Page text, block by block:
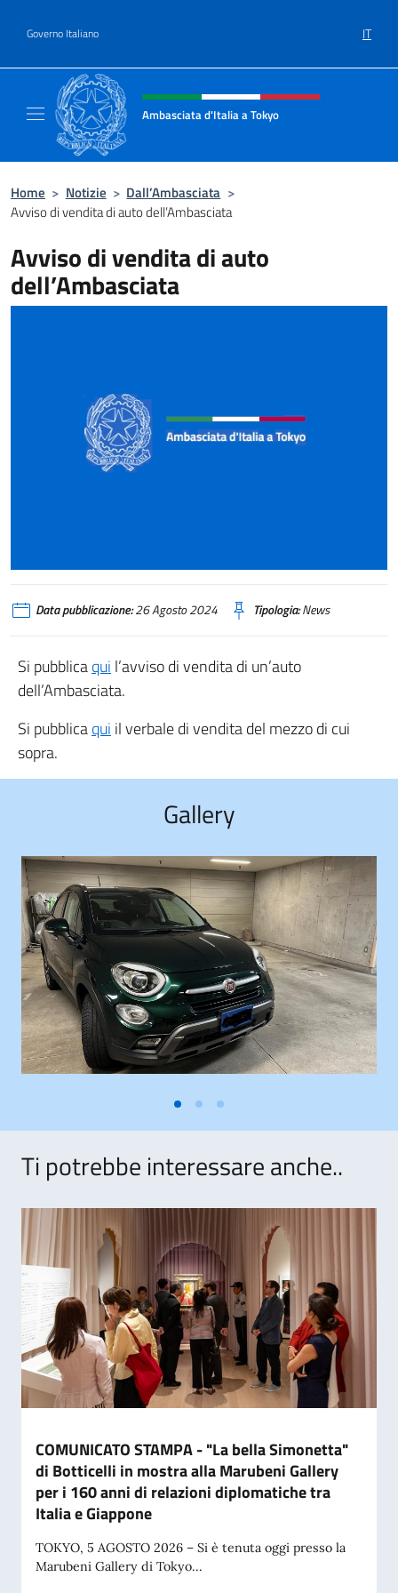
Governo Italiano IT
Intestazione sito, social e menù
Ambasciata d'Italia a Tokyo
Home > Notizie > Dall’Ambasciata >
Avviso di vendita di auto dell’Ambasciata
Avviso di vendita di auto
dell’Ambasciata
Data pubblicazione:26 Agosto 2024 Tipologia:News
Si pubblicaqui l’avviso di vendita di un’auto
dell’Ambasciata.
Si pubblicaqui il verbale di vendita del mezzo di cui
sopra.
Gallery
Ti potrebbe interessare anche..
COMUNICATO STAMPA - "La bella Simonetta"
di Botticelli in mostra alla Marubeni Gallery
per i 160 anni di relazioni diplomatiche tra
Italia e Giappone
TOKYO, 5 AGOSTO 2026 – Si è tenuta oggi presso la
Marubeni Gallery di Tokyo...